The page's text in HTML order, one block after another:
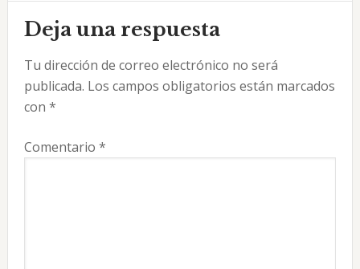
Interacciones
con
los
lectores
Deja una respuesta
Tu dirección de correo electrónico no será
publicada. Los campos obligatorios están marcados
con *
Comentario *